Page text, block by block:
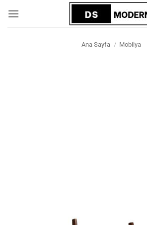
atla
Ana Sayfa / Mobilya